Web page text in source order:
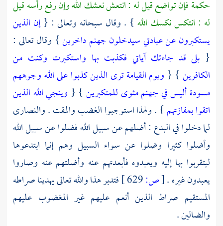
حكمة فإن تواضع قيل له : انتعش نعشك الله وإن رفع رأسه قيل
له : انتكس نكسك الله } . وقال سبحانه وتعالى : {إن الذين
يستكبرون عن عبادتي سيدخلون جهنم داخرين} وقال تعالى :
{ بلى قد جاءتك آياتي فكذبت بها واستكبرت وكنت من
الكافرين } { ويوم القيامة ترى الذين كذبوا على الله وجوههم
مسودة أليس في جهنم مثوى للمتكبرين } { وينجي الله الذين
اتقوا بمفازتهم } . ولهذا استوجبوا الغضب والمقت .والنصارى
لما دخلوا في البدع : أضلهم عن سبيل الله فضلوا عن سبيل الله
وأضلوا كثيرا وضلوا عن سواء السبيل وهم إنما ابتدعوها
ليتقربوا بها إليه ويعبدوه فأبعدتهم عنه وأضلتهم عنه وصاروا
يعبدون غيره .[ص:
فتدبر هذا والله تعالى يهدينا صراطه
المستقيم صراط الذين أنعم عليهم غير المغضوب عليهم
والضالين .